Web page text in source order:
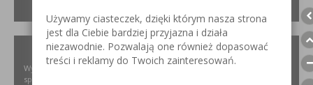
XIRIS.PL
Wysoce wyspecjalizowane kamery spawalnicze do badania jakości
spoin spawalniczych
Używamy ciasteczek, dzięki którym nasza strona
jest dla Ciebie bardziej przyjazna i działa
niezawodnie. Pozwalają one również dopasować
treści i reklamy do Twoich zainteresowań.